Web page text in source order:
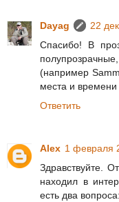
Dayag
22
Спасибо! В
(например
места и времени
Ответить
Alex 1 февраля
Здравствуйте.
находил в
есть два вопроса: